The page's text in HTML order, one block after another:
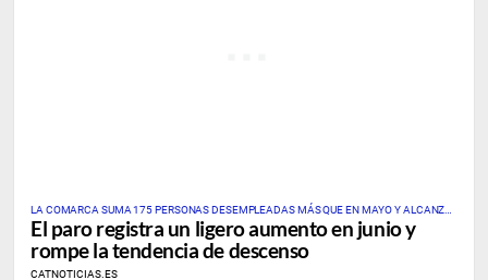
LA COMARCA SUMA 175 PERSONAS DESEMPLEADAS MÁS QUE EN MAYO Y ALCANZA
UNA TASA PROVISIONAL DEL 7,69%
El paro registra un ligero aumento en junio y
rompe la tendencia de descenso
CATNOTICIAS.ES